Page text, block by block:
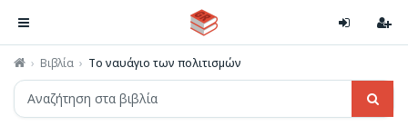
Βιβλία Το ναυάγιο των πολιτισμών